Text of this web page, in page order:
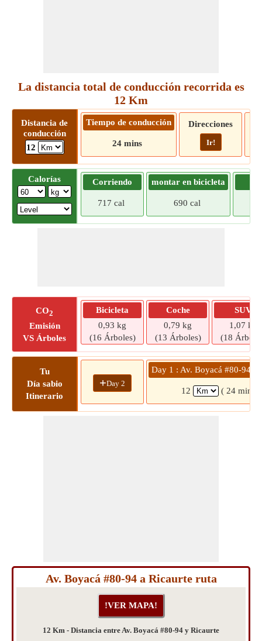
La distancia total de conducción recorrida es
12 Km
Distancia de
conducción
12
Tiempo de conducción
24 mins
Direcciones
Ir!
Calorías Corriendo
717 cal
montar en bicicleta
690 cal
CO2
Emisión
VS Árboles
Bicicleta
0,93 kg
(16 Árboles)
Coche
0,79 kg
(13 Árboles)
SUV
1,07 kg
(18
Tu
Día sabio
Itinerario
+Day 2
Day 1 : Av. Boyacá #80-94 »
12 ( 24 mins)
Av. Boyacá #80-94 a Ricaurte ruta
12 Km - Distancia entre Av. Boyacá #80-94 y Ricaurte